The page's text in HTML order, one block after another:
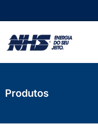
Produtos